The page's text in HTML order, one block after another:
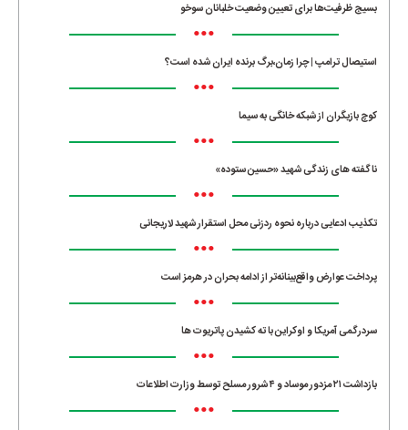
بسیج ظرفیت‌ها برای تعیین وضعیت خلبانان سوخو
•••
استیصال ترامپ | چرا زمان،برگ برنده ایران شده است؟
•••
کوچ بازیگران از شبکه خانگی به سیما
•••
ناگفته های زندگی شهید «حسین ستوده»
•••
تکذیب ادعایی درباره نحوه ردزنی محل استقرار شهید لاریجانی
•••
پرداخت عوارض واقع‌بینانه‌تر از ادامه بحران در هرمز است
•••
سردرگمی آمریکا و اوکراین با ته کشیدن پاتریوت ها
•••
بازداشت ۲۱ مزدور موساد و ۴ شرور مسلح توسط وزارت اطلاعات
•••